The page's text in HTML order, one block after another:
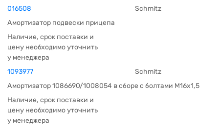
016508
Schmitz
Амортизатор подвески прицепа
Наличие, срок поставки и
цену необходимо уточнить
у менеджера
1093977
Schmitz
Амортизатор 1086690/1008054 в сборе с болтами М16х1,5
Наличие, срок поставки и
цену необходимо уточнить
у менеджера